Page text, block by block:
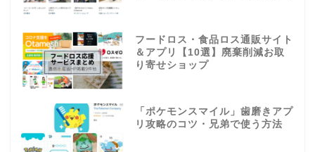
フードロス・食品ロス通販サイト
＆アプリ【10選】廃棄削減お取
り寄せショップ
「ポケモンスマイル」歯磨きアプ
リ攻略のコツ・兄弟で使う方法